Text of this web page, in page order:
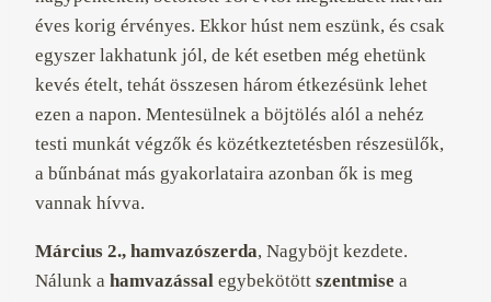
éves korig érvényes. Ekkor húst nem eszünk, és csak
egyszer lakhatunk jól, de két esetben még ehetünk
kevés ételt, tehát összesen három étkezésünk lehet
ezen a napon. Mentesülnek a böjtölés alól a nehéz
testi munkát végzők és közétkeztetésben részesülők,
a bűnbánat más gyakorlataira azonban ők is meg
vannak hívva.
Március 2., hamvazószerda, Nagyböjt kezdete.
Nálunk a hamvazással egybekötött szentmise a